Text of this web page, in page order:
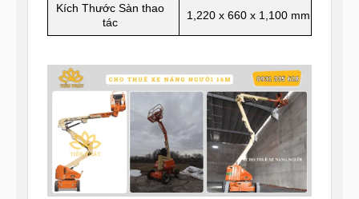
Kích Thước Sàn thao
tác
1,220 x 660 x 1,100 mm